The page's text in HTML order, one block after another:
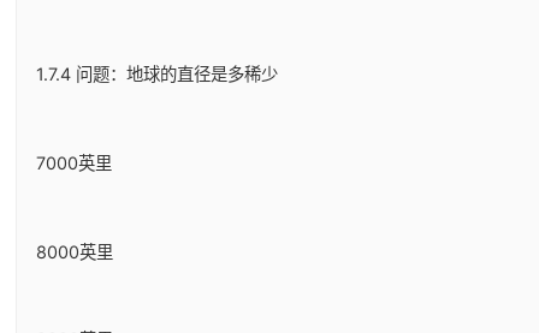
1.7.4 问题：地球的直径是多稀少
7000英里
8000英里